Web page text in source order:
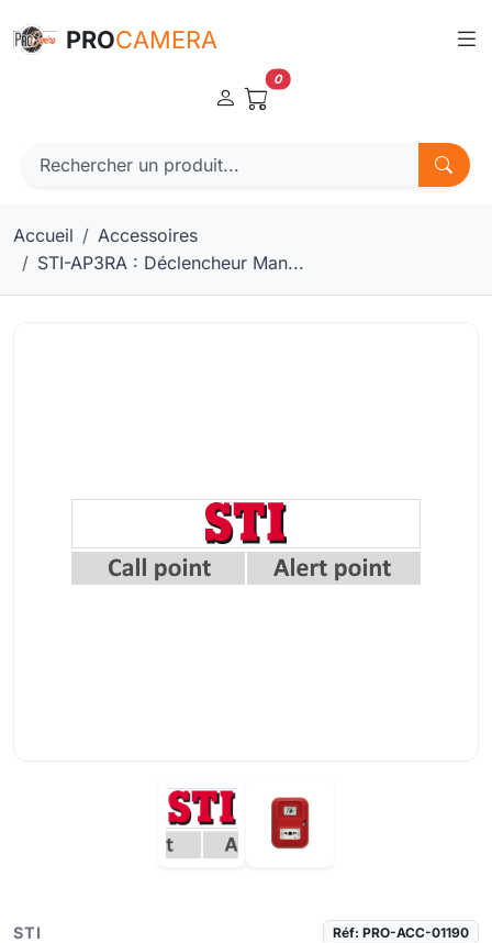
PROCAMERA
0
Accueil
Accessoires
STI-AP3RA : Déclencheur Man...
STI Réf: PRO-ACC-01190